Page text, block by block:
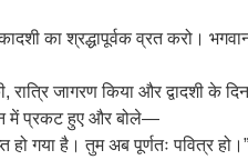
का श्रद्धापूर्वक व्रत करो।
जागरण किया और द्वादशी के दिन
में प्रकट हुए और बोले—
हो गया है। तुम अब पूर्णतः पवित्र हो।”